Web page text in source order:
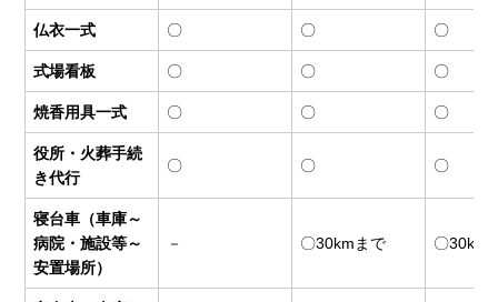
仏衣一式 〇 〇 〇
式場看板 〇 〇 〇
焼香用具一式 〇 〇 〇
役所・火葬手続
き代行
〇 〇 〇
寝台車（車庫～
病院・施設等～
安置場所）
－ 〇30kmまで 〇30km